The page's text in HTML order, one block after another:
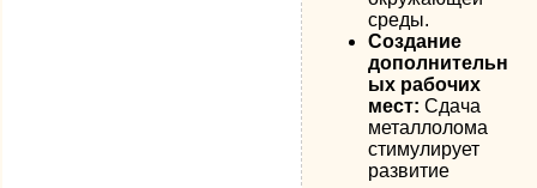
среды.
Создание
дополнительн
ых рабочих
мест: Сдача
металлолома
стимулирует
развитие